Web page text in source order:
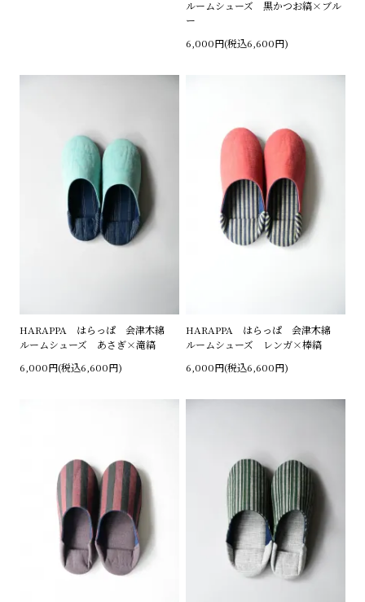
ルームシューズ 黒かつお縞×ブル
ー
6,000円(税込6,600円)
HARAPPA はらっぱ 会津木綿
ルームシューズ あさぎ×滝縞
6,000円(税込6,600円)
HARAPPA はらっぱ 会津木綿
ルームシューズ レンガ×棒縞
6,000円(税込6,600円)